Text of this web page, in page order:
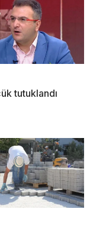
tutuklandı